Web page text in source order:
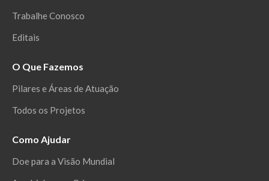
Trabalhe Conosco
Editais
O Que Fazemos
Pilares e Áreas de Atuação
Todos os Projetos
Como Ajudar
Doe para a Visão Mundial